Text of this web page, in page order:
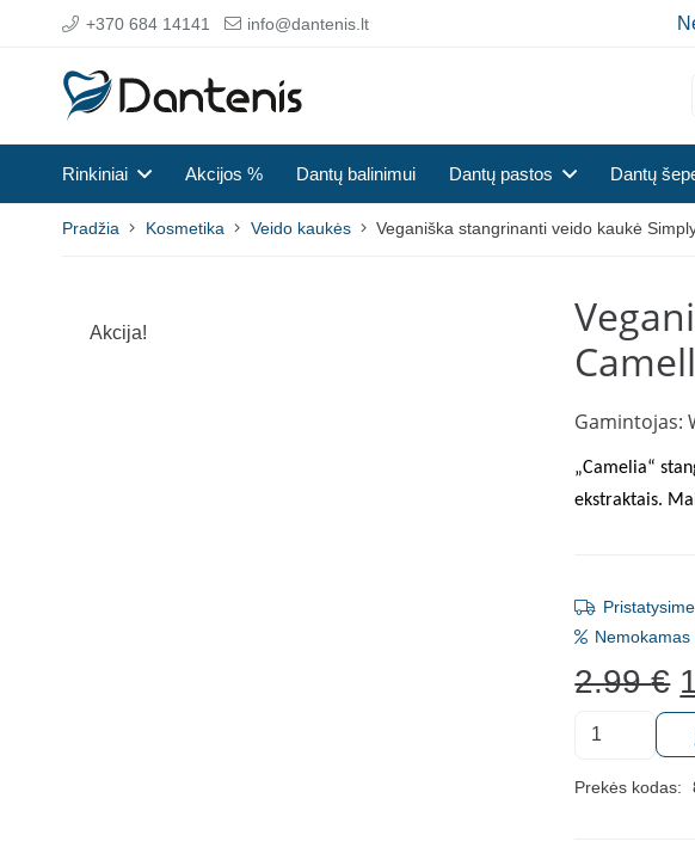
+370 684 14141 info@dantenis.lt
Rinkiniai Akcijos % Dantų balinimui Dantų pastos Dantų
Pradžia Kosmetika Veido kaukės Veganiška stangrinanti veido kaukė
Akcija!
Gamintojas:
„Camelia“
ekstraktais.
2.99€
produkto
Veganiška
Prekės kodas: